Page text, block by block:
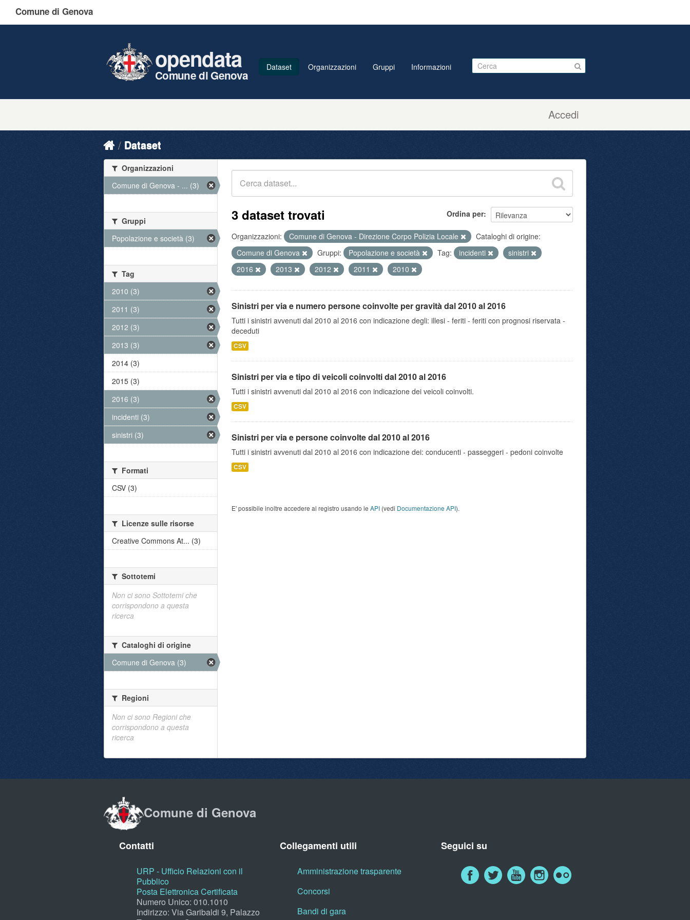
Comune di Genova
Accedi
opendata
Comune di Genova
Dataset Organizzazioni Gruppi Informazioni
Dataset
Ordina per
3 dataset trovati
Organizzazioni: Comune di Genova - Direzione Corpo Polizia Locale
Cataloghi di origine:
Comune di Genova
Gruppi: Popolazione e società Tag: incidenti
sinistri
2016
2013 2012 2011 2010
Sinistri per via e numero persone coinvolte per gravità dal 2010 al 2016
Tutti i sinistri avvenuti dal 2010 al 2016 con indicazione degli: illesi - feriti - feriti con prognosi riservata -
deceduti
CSV
Sinistri per via e tipo di veicoli coinvolti dal 2010 al 2016
Tutti i sinistri avvenuti dal 2010 al 2016 con indicazione dei veicoli coinvolti.
CSV
Sinistri per via e persone coinvolte dal 2010 al 2016
Tutti i sinistri avvenuti dal 2010 al 2016 con indicazione dei: conducenti - passeggeri - pedoni coinvolte
CSV
E' possibile inoltre accedere al registro usando le API (vedi Documentazione API).
Organizzazioni
Comune di Genova - ... (3)
Gruppi
Popolazione e società (3)
Tag
2010 (3)
2011 (3)
2012 (3)
2013 (3)
2014 (3)
2015 (3)
2016 (3)
incidenti (3)
sinistri (3)
Formati
CSV (3)
Licenze sulle risorse
Creative Commons At... (3)
Sottotemi
Non ci sono Sottotemi che
corrispondono a questa
ricerca
Cataloghi di origine
Comune di Genova (3)
Regioni
Non ci sono Regioni che
corrispondono a questa
ricerca
Comune di Genova
Contatti
URP - Ufficio Relazioni con il
Pubblico
Posta Elettronica Certificata
Numero Unico: 010.1010
Indirizzo: Via Garibaldi 9, Palazzo
Collegamenti utili
Amministrazione trasparente
Concorsi
Bandi di gara
Seguici su